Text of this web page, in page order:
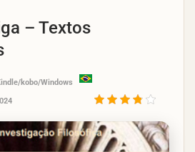
– Textos
kobo/Windows
3.8/5
- (9